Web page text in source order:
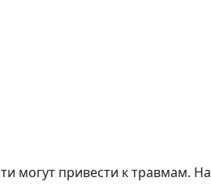
могут привести к травмам.